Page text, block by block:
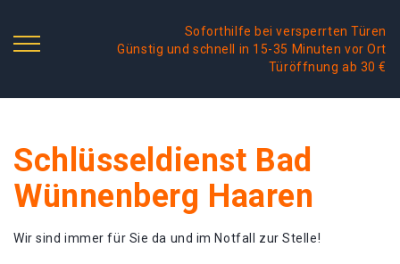
Soforthilfe bei versperrten Türen
Günstig und schnell in 15-35 Minuten vor Ort
Türöffnung ab 30 €
Schlüsseldienst Bad
Wünnenberg Haaren
Wir sind immer für Sie da und im Notfall zur Stelle!